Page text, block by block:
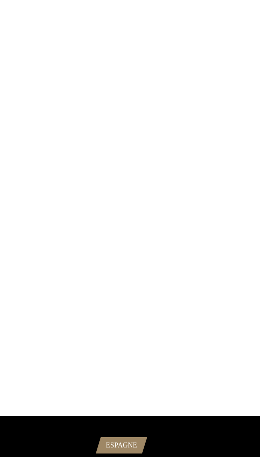
ESPAGNE